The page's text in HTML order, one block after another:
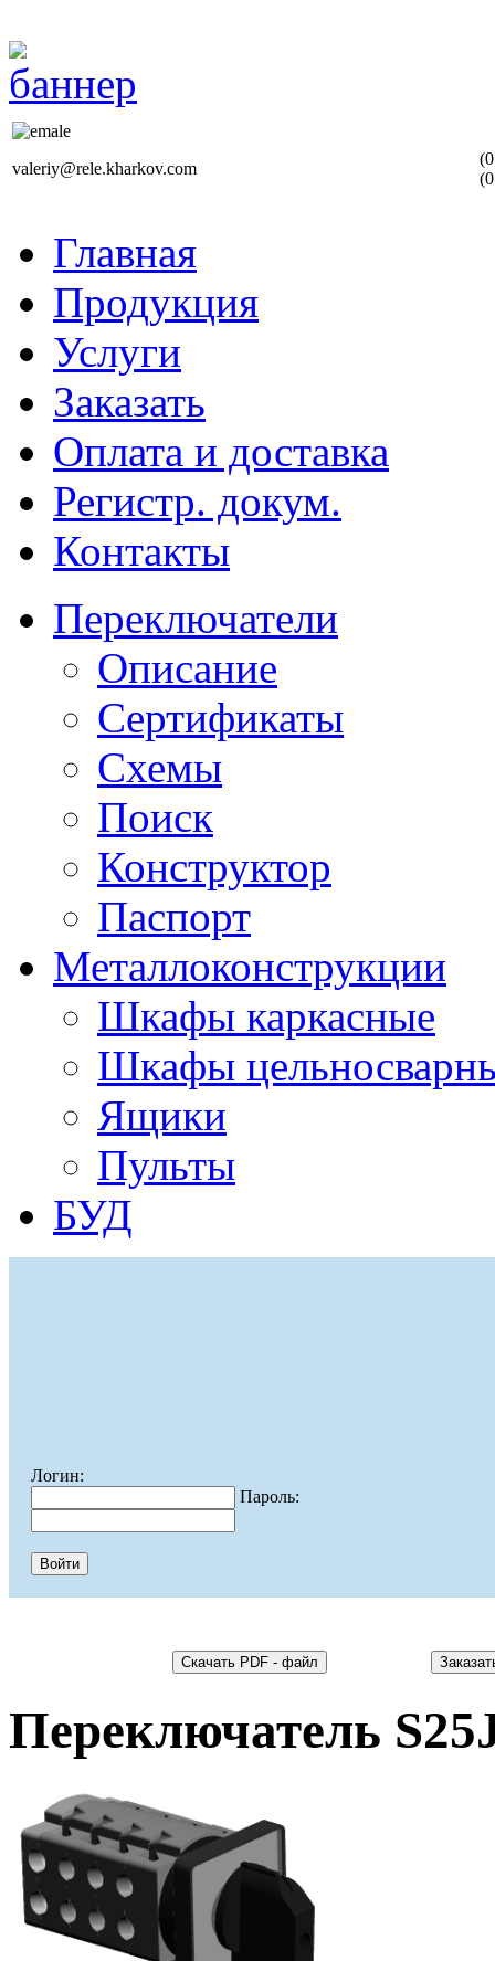
valeriy@rele.kharkov.com
Главная
Продукция
Услуги
Заказать
Оплата и доставка
Регистр. докум.
Контакты
Переключатели
Описание
Сертификаты
Схемы
Поиск
Конструктор
Паспорт
Металлоконструкции
Шкафы каркасные
Шкафы
Ящики
Пульты
БУД
Логин:
Пароль:
Переключатель